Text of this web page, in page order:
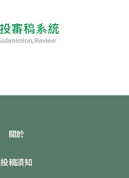
關於
投稿須知